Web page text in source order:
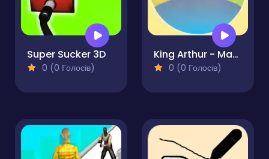
Super Sucker 3D
0 (0 Голосів)
King Arthur - Magic Sword
0 (0 Голосів)